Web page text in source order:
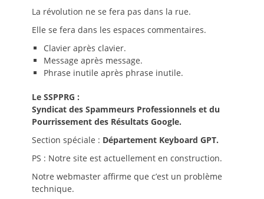
La révolution ne se fera pas dans la rue.
Elle se fera dans les espaces commentaires.
Clavier après clavier.
Message après message.
Phrase inutile après phrase inutile.
Le SSPPRG :
Syndicat des Spammeurs Professionnels et du
Pourrissement des Résultats Google.
Section spéciale : Département Keyboard GPT.
PS : Notre site est actuellement en construction.
Notre webmaster affirme que c’est un problème
technique.